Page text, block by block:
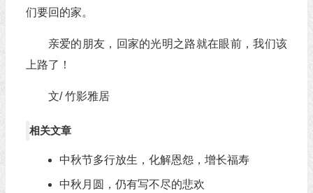
们要回的家。
亲爱的朋友，回家的光明之路就在眼前，我们该
上路了！
文/ 竹影雅居
相关文章
中秋节多行放生，化解恩怨，增长福寿
中秋月圆，仍有写不尽的悲欢